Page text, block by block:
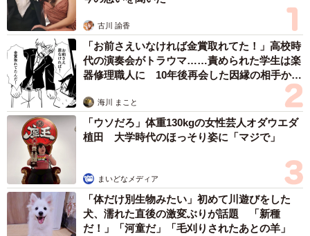
――町不動産さんの幼い頃はいかがでしたか？
「私が子供の頃は毎年夏に旅行に出かけたり、あちこちよ
く連れて行ってくれました。昔から父は温厚で、叱られた
ことは一度もなかったです。大人になってからは離れて暮
らしていても良く電話をかけてくれたりメールをくれたり
といつも元気かどうか心配してくれていますね。私の方が
心配なんですけどね（笑）」
今回の反響を受けて、SNSのすごさを痛感したという町不
動産さん。「これを録音して公開したことで480万回も視聴
され、多くの方に温かい言葉をいただきました。毎日うれ
しく、私たち家族もとても感動し、感謝しています。父に
古川 諭香
「お前さえいなければ金賞取れてた！」高校時
代の演奏会がトラウマ……責められた学生は楽
器修理職人に 10年後再会した因縁の相手から
海川 まこと
「ウソだろ」体重130kgの女性芸人オダウエダ
植田 大学時代のほっそり姿に「マジで」
まいどなメディア
「体だけ別生物みたい」初めて川遊びをした
犬、濡れた直後の激変ぶりが話題 「新種
だ！」「河童だ」「毛刈りされたあとの羊」